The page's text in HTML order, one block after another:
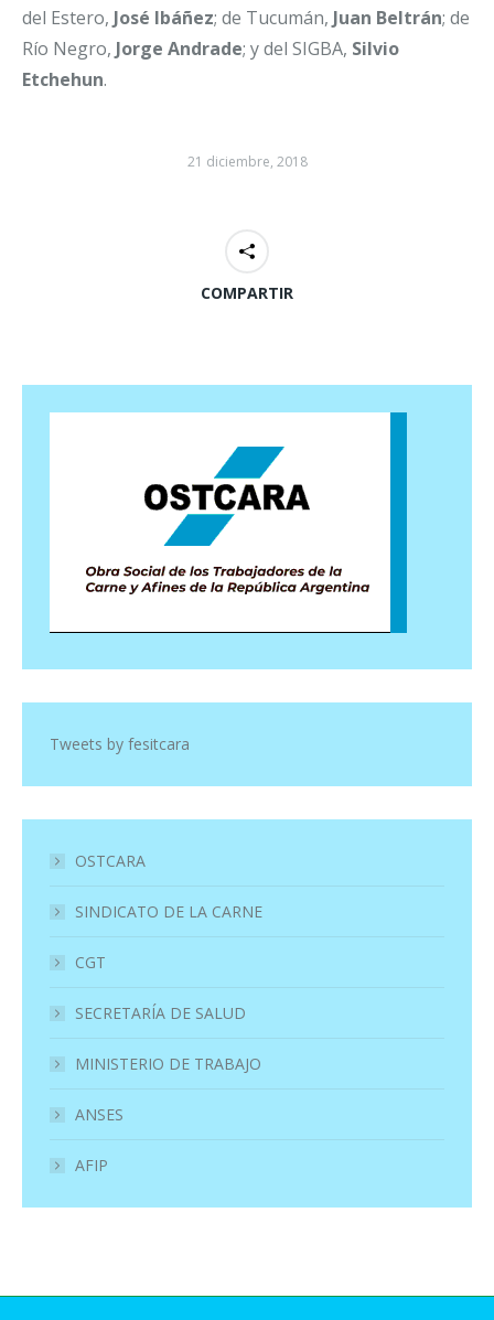
del Estero, José Ibáñez; de Tucumán, Juan Beltrán; de
Río Negro, Jorge Andrade; y del SIGBA, Silvio
Etchehun.
21 diciembre, 2018
COMPARTIR
Tweets by fesitcara
OSTCARA
SINDICATO DE LA CARNE
CGT
SECRETARÍA DE SALUD
MINISTERIO DE TRABAJO
ANSES
AFIP